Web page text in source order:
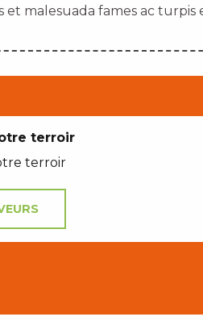
et malesuada fames ac turpis
terroir
terroir